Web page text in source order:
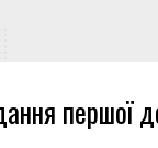
першої